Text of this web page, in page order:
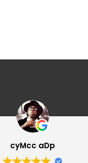
cyMcc aDp